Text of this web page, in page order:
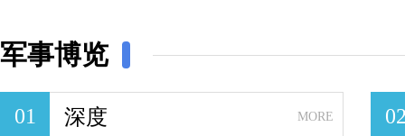
军事博览
01 深度 MORE